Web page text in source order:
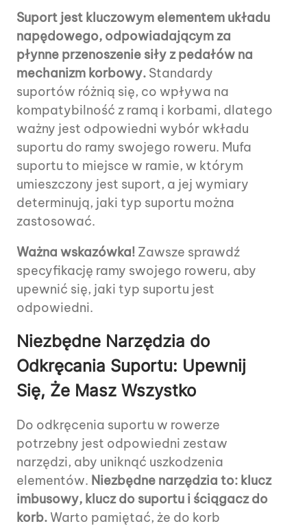
Suport jest kluczowym elementem układu
napędowego, odpowiadającym za
płynne przenoszenie siły z pedałów na
mechanizm korbowy. Standardy
suportów różnią się, co wpływa na
kompatybilność z ramą i korbami, dlatego
ważny jest odpowiedni wybór wkładu
suportu do ramy swojego roweru. Mufa
suportu to miejsce w ramie, w którym
umieszczony jest suport, a jej wymiary
determinują, jaki typ suportu można
zastosować.
Ważna wskazówka! Zawsze sprawdź
specyfikację ramy swojego roweru, aby
upewnić się, jaki typ suportu jest
odpowiedni.
Niezbędne Narzędzia do
Odkręcania Suportu: Upewnij
Się, Że Masz Wszystko
Do odkręcenia suportu w rowerze
potrzebny jest odpowiedni zestaw
narzędzi, aby uniknąć uszkodzenia
elementów. Niezbędne narzędzia to: klucz
imbusowy, klucz do suportu i ściągacz do
korb. Warto pamiętać, że do korb